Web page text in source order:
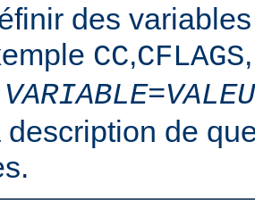
des
CC,CFLAGS
VARIABLE=
description de